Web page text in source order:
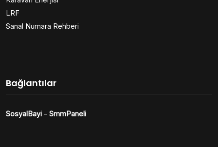
LRF
Sanal Numara Rehberi
Bağlantılar
SosyalBayi – SmmPaneli